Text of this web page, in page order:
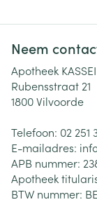
Neem
Apotheek KASSEI
Rubensstraat 21
1800Vilvoorde
Telefoon: 02 251
E-mailadres:
APB nummer:
Apotheek
BTW nummer: